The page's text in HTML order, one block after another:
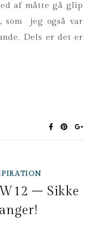
af måtte gå glip
som jeg også var
Dels er det er
– Sikke